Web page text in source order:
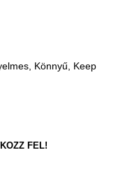
Könnyű, Keep